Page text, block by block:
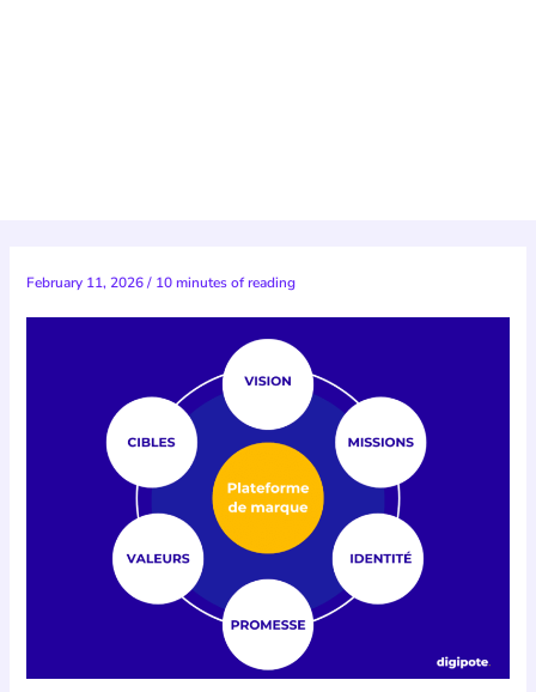
February 11, 2026/ 10 minutes of reading